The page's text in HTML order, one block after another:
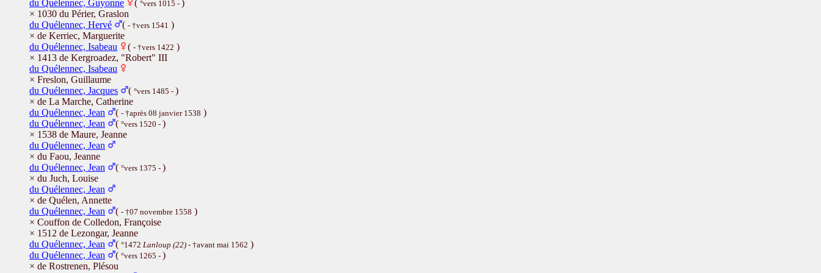
du Quélennec, Guyonne ( °vers 1015 - )
× 1030 du Périer, Graslon
du Quélennec, Hervé
( - †vers 1541 )
× de Kerriec, Marguerite
du Quélennec, Isabeau
( - †vers 1422 )
× 1413 de Kergroadez, "Robert" III
du Quélennec, Isabeau
× Freslon, Guillaume
du Quélennec, Jacques
( °vers 1485 - )
× de La Marche, Catherine
du Quélennec, Jean
( - †après 08 janvier 1538 )
du Quélennec, Jean
( °vers 1520 - )
× 1538 de Maure, Jeanne
du Quélennec, Jean
× du Faou, Jeanne
du Quélennec, Jean
( °vers 1375 - )
× du Juch, Louise
du Quélennec, Jean
× de Quélen, Annette
du Quélennec, Jean
( - †07 novembre 1558 )
× Couffon de Colledon, Françoise
× 1512 de Lezongar, Jeanne
du Quélennec, Jean
( °1472 Lanloup (22) - †avant mai 1562 )
du Quélennec, Jean
( °vers 1265 - )
× de Rostrenen, Plésou